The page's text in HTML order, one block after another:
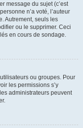
message du sujet (c’est
n’a voté, l’auteur
Autrement, seuls les
ou le supprimer. Ceci
en cours de sondage.
ou groupes. Pour
les permissions s’y
administrateurs peuvent